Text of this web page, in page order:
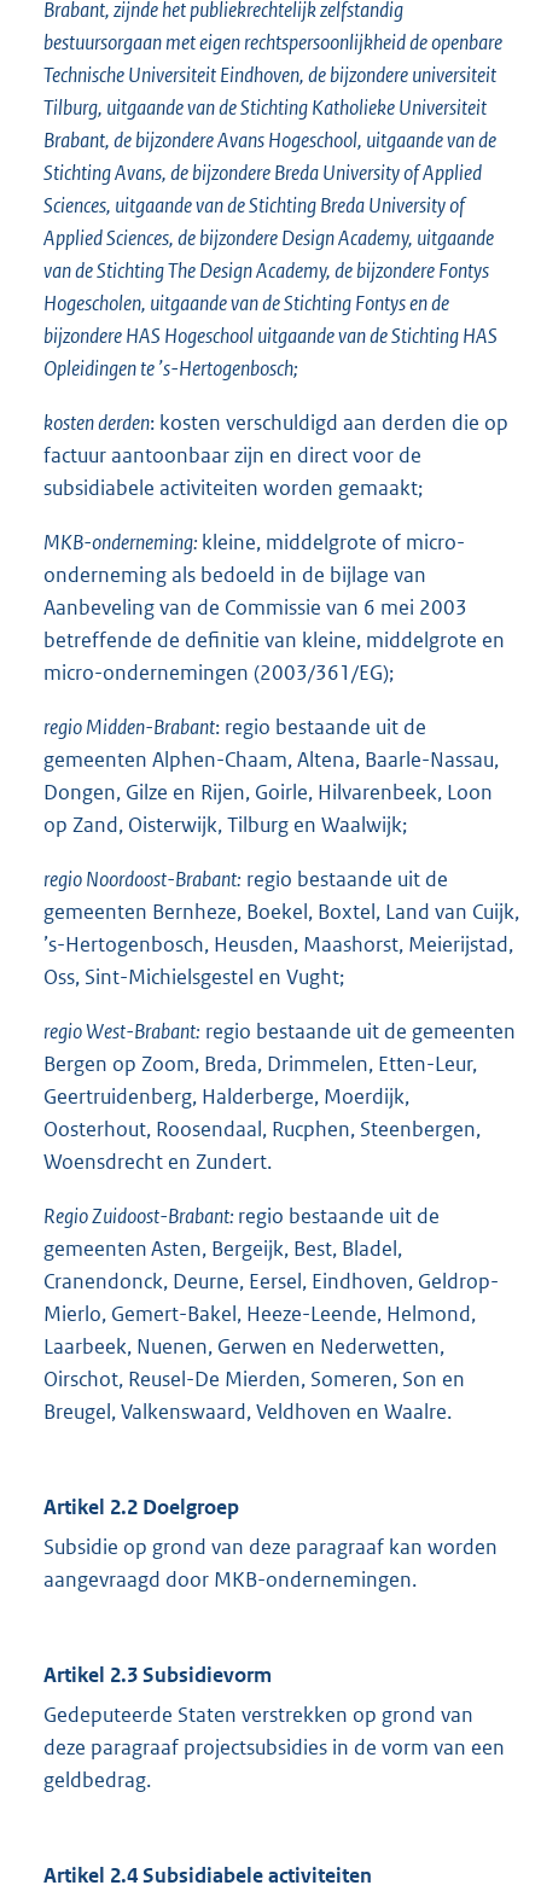
Brabant, zijnde het publiekrechtelijk zelfstandig
bestuursorgaan met eigen rechtspersoonlijkheid de openbare
Technische Universiteit Eindhoven,de bijzondere universiteit
Tilburg, uitgaande van de Stichting Katholieke Universiteit
Brabant, de bijzondere Avans Hogeschool, uitgaande van de
Stichting Avans, de bijzondere Breda University of Applied
Sciences, uitgaande van de Stichting Breda University of
Applied Sciences, de bijzondere Design Academy, uitgaande
van de Stichting The Design Academy, de bijzondere Fontys
Hogescholen, uitgaande van de Stichting Fontys en de
bijzondere HAS Hogeschool uitgaande van de Stichting HAS
Opleidingen te ’s-Hertogenbosch;
kosten derden: kosten verschuldigd aan derden die op
factuur aantoonbaar zijn en direct voor de
subsidiabele activiteiten worden gemaakt;
MKB-onderneming: kleine, middelgrote of micro-
onderneming als bedoeld in de bijlage van
Aanbeveling van de Commissie van 6 mei 2003
betreffende de definitie van kleine, middelgrote en
micro-ondernemingen (2003/361/EG);
regio Midden-Brabant: regio bestaande uit de
gemeenten Alphen-Chaam, Altena, Baarle-Nassau,
Dongen, Gilze en Rijen, Goirle, Hilvarenbeek, Loon
op Zand, Oisterwijk, Tilburg en Waalwijk;
regio Noordoost-Brabant: regio bestaande uit de
gemeenten Bernheze, Boekel, Boxtel, Land van Cuijk,
’s-Hertogenbosch, Heusden, Maashorst, Meierijstad,
Oss, Sint-Michielsgestel en Vught;
regio West-Brabant: regio bestaande uit de gemeenten
Bergen op Zoom, Breda, Drimmelen, Etten-Leur,
Geertruidenberg, Halderberge, Moerdijk,
Oosterhout, Roosendaal, Rucphen, Steenbergen,
Woensdrecht en Zundert.
Regio Zuidoost-Brabant: regio bestaande uit de
gemeenten Asten, Bergeijk, Best, Bladel,
Cranendonck, Deurne, Eersel, Eindhoven, Geldrop-
Mierlo, Gemert-Bakel, Heeze-Leende, Helmond,
Laarbeek, Nuenen, Gerwen en Nederwetten,
Oirschot, Reusel-De Mierden, Someren, Son en
Breugel, Valkenswaard, Veldhoven en Waalre.
Artikel 2.2 Doelgroep
Subsidie op grond van deze paragraaf kan worden
aangevraagd door MKB-ondernemingen.
Artikel 2.3Subsidievorm
Gedeputeerde Staten verstrekken op grond van
deze paragraaf projectsubsidies in de vorm van een
geldbedrag.
Artikel 2.4Subsidiabele activiteiten